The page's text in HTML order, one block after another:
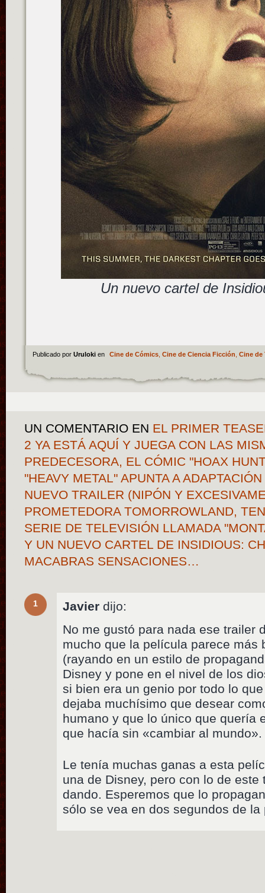
Un nuevo cartel de
Publicado por Uruloki en Cine de Cómics, Cine de Ciencia Ficción Cine de
UN COMENTARIO EN EL PRIMER
2 YA ESTÁ AQUÍ Y JUEGA CON LAS
PREDECESORA, EL CÓMIC "HOAX
"HEAVY METAL" APUNTA A
NUEVO TRAILER (NIPÓN Y
PROMETEDORA TOMORROWLAND,
SERIE DE TELEVISIÓN LLAMADA
Y UN NUEVO CARTEL DE INSIDIOUS:
MACABRAS SENSACIONES…
1 Javier dijo:
No me gustó para nada ese trailer
mucho que la película parece más
(rayando en un estilo de
Disney y pone en el nivel de los
si bien era un genio por todo lo
dejaba muchísimo que desear
humano y que lo único que quería
que hacía sin «cambiar al mundo».
Le tenía muchas ganas a esta
una de Disney, pero con lo de
dando. Esperemos que lo
sólo se vea en dos segundos de la